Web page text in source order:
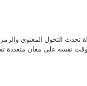
تحدث التحول المعنوي
الوقت نفسه على معان متعددة